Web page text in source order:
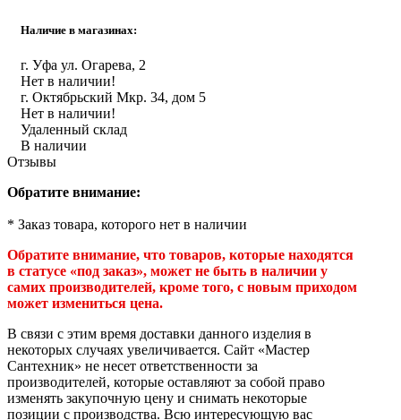
Наличие в магазинах:
г. Уфа ул. Огарева, 2
Нет в наличии!
г. Октябрьский Мкр. 34, дом 5
Нет в наличии!
Удаленный склад
В наличии
Отзывы
Обратите внимание:
* Заказ товара, которого нет в наличии
Обратите внимание, что товаров, которые находятся
в статусе «под заказ», может не быть в наличии у
самих производителей, кроме того, с новым приходом
может измениться цена.
В связи с этим время доставки данного изделия в
некоторых случаях увеличивается. Сайт «Мастер
Сантехник» не несет ответственности за
производителей, которые оставляют за собой право
изменять закупочную цену и снимать некоторые
позиции с производства. Всю интересующую вас
Инструмент
Прокладки (Фум. лен. нить) и комплектующие